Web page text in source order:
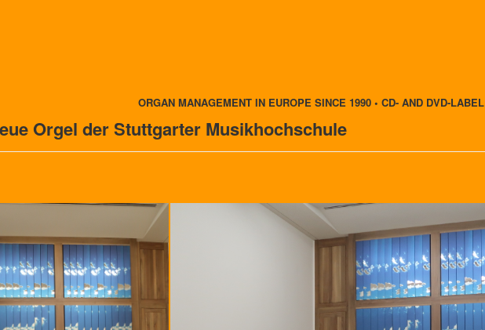
ORGAN MANAGEMENT IN EUROPE SINCE 1990 • CD- AND DVD-LABEL
Orgel der Stuttgarter Musikhochschule